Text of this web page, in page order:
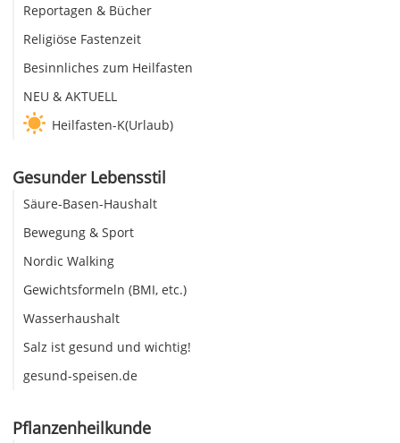
Reportagen & Bücher
Religiöse Fastenzeit
Besinnliches zum Heilfasten
NEU & AKTUELL
Heilfasten-K(Urlaub)
Gesunder Lebensstil
Säure-Basen-Haushalt
Bewegung & Sport
Nordic Walking
Gewichtsformeln (BMI, etc.)
Wasserhaushalt
Salz ist gesund und wichtig!
gesund-speisen.de
Pflanzenheilkunde